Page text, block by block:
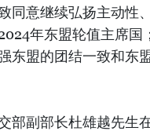
同意继续弘扬主动性
年东盟轮值主席国
东盟的团结一致和东
部副部长杜雄越先生